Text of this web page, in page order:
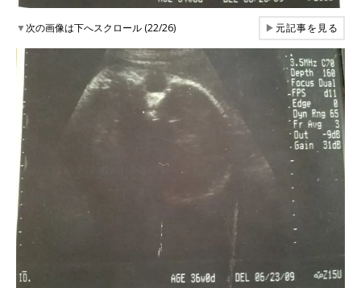
▼次の画像は下へスクロール (22/26) ▶元記事を見る